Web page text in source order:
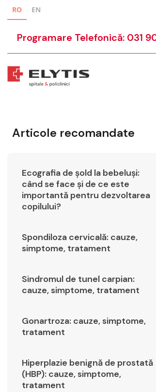
RO EN
Programare Telefonică: 031
Articole recomandate
Ecografia de șold la bebeluși:
când se face și de ce este
importantă pentru dezvoltarea
copilului?
Spondiloza cervicală: cauze,
simptome, tratament
Sindromul de tunel carpian:
cauze, simptome, tratament
Gonartroza: cauze, simptome,
tratament
Hiperplazie benignă de prostată
(HBP): cauze, simptome,
tratament